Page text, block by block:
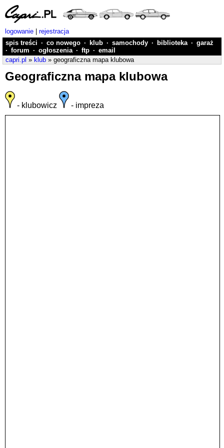
logowanie
rejestracja
spis treści · co nowego · klub · samochody · biblioteka · garaż
· forum · ogłoszenia · ftp · email
capri.pl » klub » geograficzna mapa klubowa
Geograficzna mapa klubowa
- klubowicz - impreza